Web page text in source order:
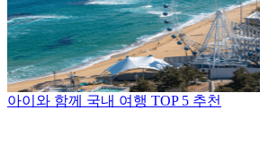
아이와 함께 국내 여행 TOP 5 추천